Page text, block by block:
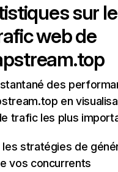
sur le
web de
des
en
trafic les plus
les stratégies de
vos concurrents